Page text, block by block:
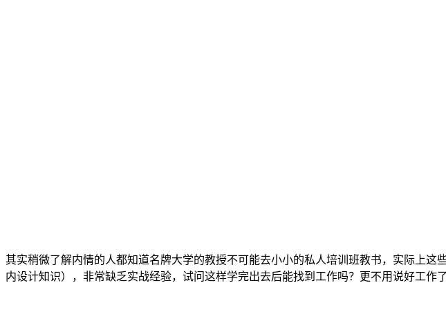
其实稍微了解内情的人都知道名牌大学的教授不可能去小小的私人培训班教书，实际上
内设计知识），非常缺乏实战经验，试问这样学完出去后能找到工作吗？更不用说好工作